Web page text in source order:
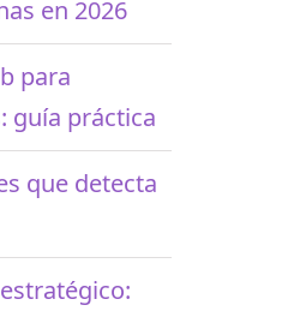
en 2026
para
guía práctica
que detecta